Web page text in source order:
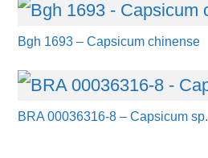
Bgh 1693 – Capsicum chinense
BRA 00036316-8 – Capsicum sp.